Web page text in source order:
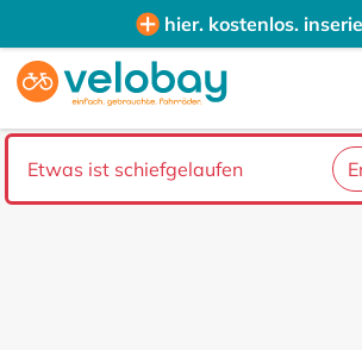
hier. kostenlos.
Etwas ist schiefgelaufen